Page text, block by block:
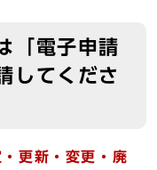
「電子申請
してくださ
更新・変更・廃